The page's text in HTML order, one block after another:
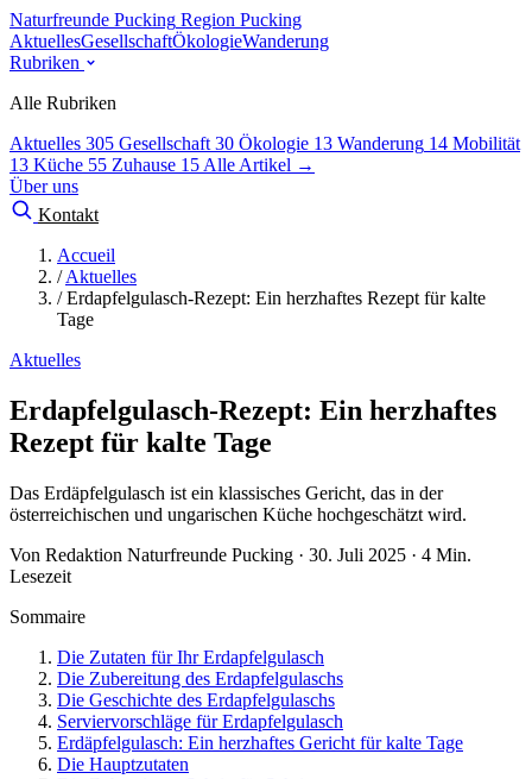
Naturfreunde Pucking Region Pucking
AktuellesGesellschaftÖkologieWanderung
Rubriken
Alle Rubriken
Aktuelles 305 Gesellschaft 30 Ökologie 13 Wanderung 14 Mobilität
13 Küche 55 Zuhause 15 Alle Artikel →
Über uns
Kontakt
Accueil
/ Aktuelles
/ Erdapfelgulasch-Rezept: Ein herzhaftes Rezept für kalte
Tage
Aktuelles
Erdapfelgulasch-Rezept: Ein herzhaftes
Rezept für kalte Tage
Das Erdäpfelgulasch ist ein klassisches Gericht, das in der
österreichischen und ungarischen Küche hochgeschätzt wird.
Von Redaktion Naturfreunde Pucking · 30. Juli 2025 · 4 Min.
Lesezeit
Sommaire
Die Zutaten für Ihr Erdapfelgulasch
Die Zubereitung des Erdapfelgulaschs
Die Geschichte des Erdapfelgulaschs
Serviervorschläge für Erdapfelgulasch
Erdäpfelgulasch: Ein herzhaftes Gericht für kalte Tage
Die Hauptzutaten